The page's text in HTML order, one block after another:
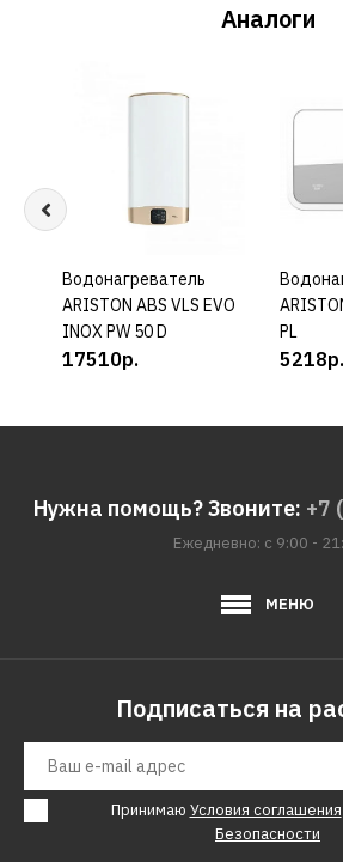
Аналоги
КУПИТЬ
Водонагреватель
ARISTON ABS VLS EVO
INOX PW 50 D
17510р.
PL
5218р.
Нужна помощь? Звоните: +7
Ежедневно: с 9:00 -
МЕНЮ
Подписаться на
Принимаю Условия соглашения
Безопасности